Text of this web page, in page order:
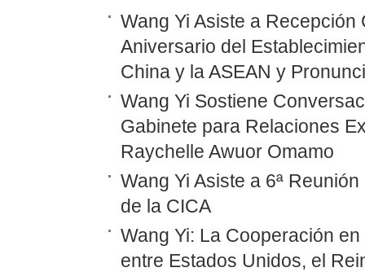
Wang Yi Asiste a Recepción
Aniversario del
China y la ASEAN y
Wang Yi Sostiene
Gabinete para Relaciones
Raychelle Awuor Omamo
Wang Yi Asiste a 6ª
de la CICA
Wang Yi: La Cooperación
entre Estados Unidos, el